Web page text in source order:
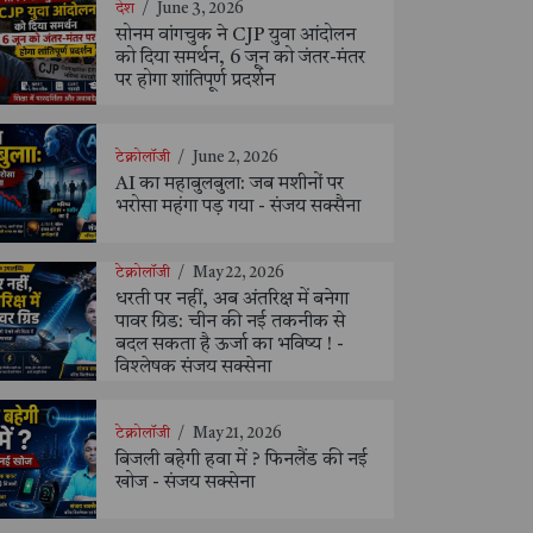
देश / June 3, 2026
सोनम वांगचुक ने CJP युवा आंदोलन
को दिया समर्थन, 6 जून को जंतर-मंतर
पर होगा शांतिपूर्ण प्रदर्शन
टेक्नोलॉजी / June 2, 2026
AI का महाबुलबुला: जब मशीनों पर
भरोसा महंगा पड़ गया - संजय सक्सैना
टेक्नोलॉजी / May 22, 2026
धरती पर नहीं, अब अंतरिक्ष में बनेगा
पावर ग्रिड: चीन की नई तकनीक से
बदल सकता है ऊर्जा का भविष्य ! -
विश्लेषक संजय सक्सेना
टेक्नोलॉजी / May 21, 2026
बिजली बहेगी हवा में ? फिनलैंड की नई
खोज - संजय सक्सेना